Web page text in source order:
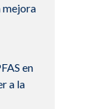
mejora
en
a la